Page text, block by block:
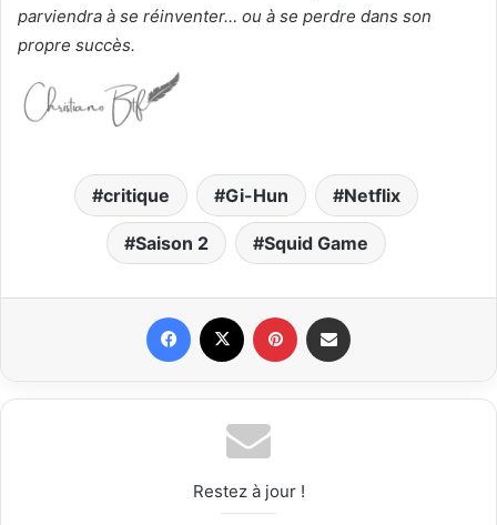
parviendra à se réinventer… ou à se perdre dans son
propre succès.
critique Gi-Hun Netflix
Saison 2 Squid Game
Restez à jour !